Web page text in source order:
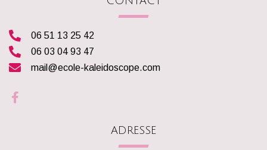
06 51 13 25 42
06 03 04 93 47
mail@ecole-kaleidoscope.com
ADRESSE